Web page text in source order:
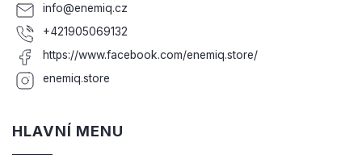
info@enemiq.cz
+421905069132
https://www.facebook.com/enemiq.store/
enemiq.store
HLAVNÍ MENU